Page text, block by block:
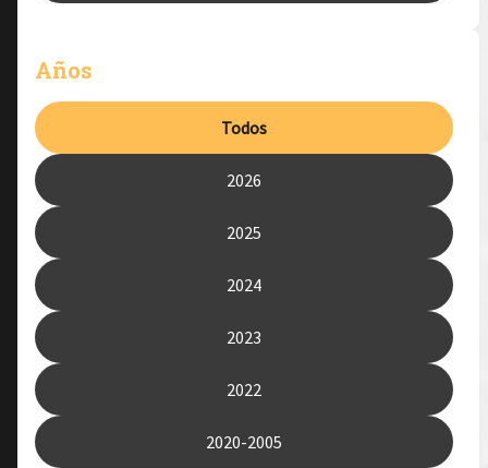
Años
Todos
2026
2025
2024
2023
2022
2020-2005